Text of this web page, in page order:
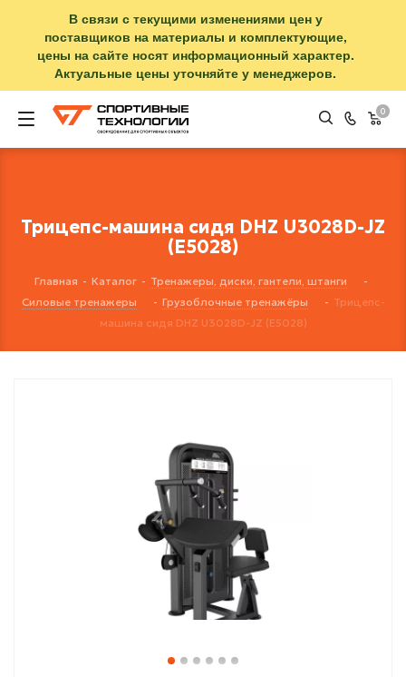
В связи с текущими изменениями цен у
поставщиков на материалы и комплектующие,
цены на сайте носят информационный характер.
Актуальные цены уточняйте у менеджеров.
0
Трицепс-машина сидя DHZ U3028D-JZ
(E5028)
Главная - Каталог - Тренажеры, диски, гантели, штанги
-
Силовые тренажеры
- Грузоблочные тренажёры - Трицепс-
машина сидя DHZ U3028D-JZ (E5028)